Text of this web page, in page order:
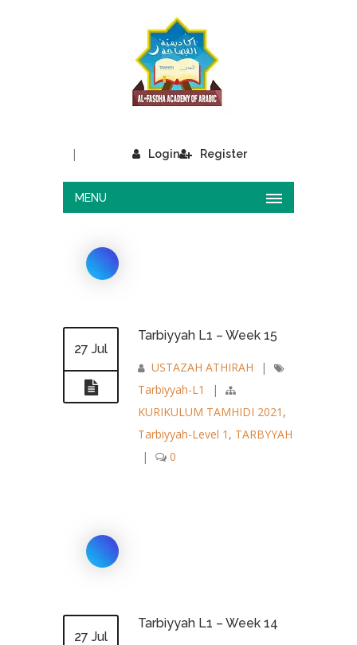
Login
| Register
MENU
27 Jul
Tarbiyyah L1 – Week 15
USTAZAH ATHIRAH
|
Tarbiyyah-L1
|
KURIKULUM TAMHIDI 2021 ,
Tarbiyyah-Level 1 , TARBYYAH
|
0
27 Jul
Tarbiyyah L1 – Week 14